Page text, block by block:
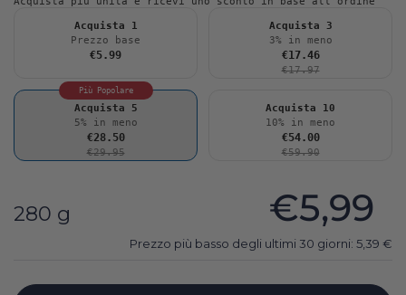
Acquista 1
Prezzo base
€5.99
Acquista 3
3% in meno
€17.46
€17.97
Più Popolare
Acquista 5
5% in meno
€28.50
€29.95
Acquista 10
10% in meno
€54.00
€59.90
280 g €5,99
Prezzo più basso degli ultimi 30 giorni: 5,39 €